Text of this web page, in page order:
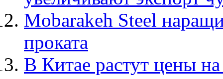
Mobarakeh Steel
проката
В Китае растут цены